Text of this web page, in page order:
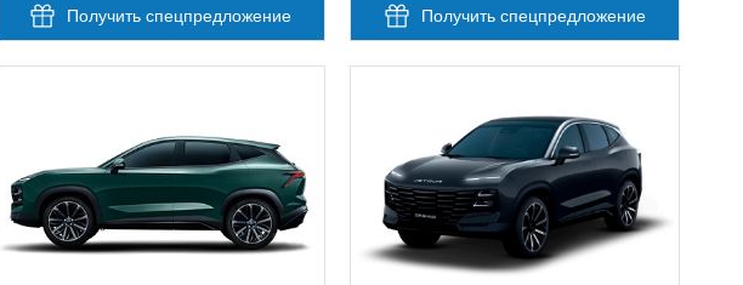
Получить спецпредложение Получить спецпредложение